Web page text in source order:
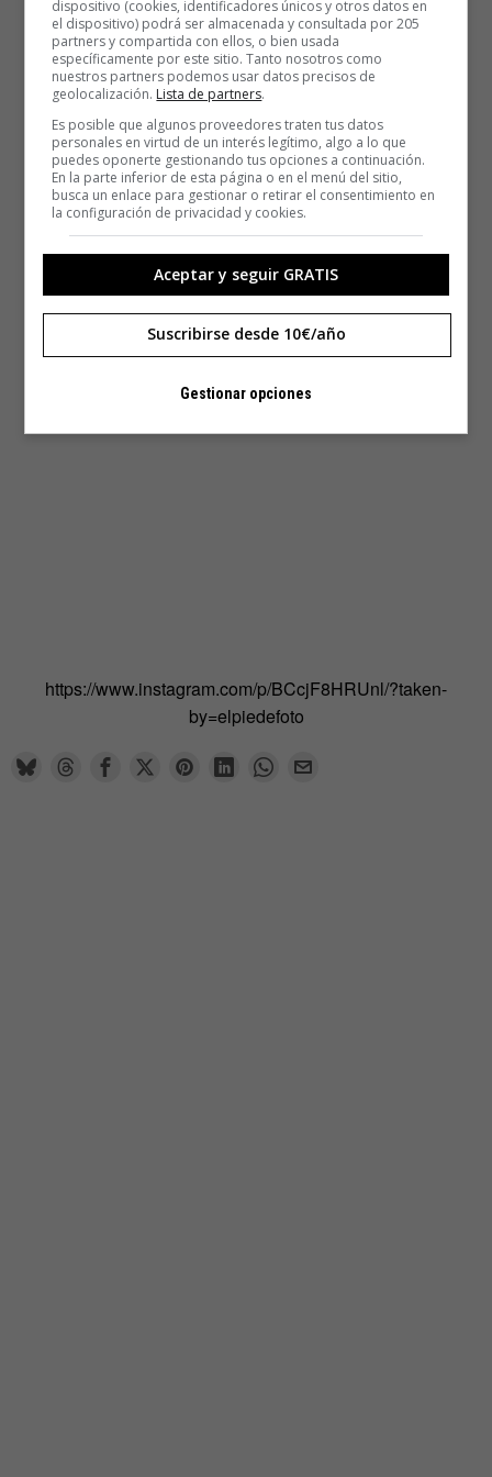
https://www.instagram.com/p/BCcjF8HRUnl/?taken-
by=elpiedefoto
dispositivo (cookies, identificadores únicos y otros datos en
el dispositivo) podrá ser almacenada y consultada por 205
partners y compartida con ellos, o bien usada
específicamente por este sitio. Tanto nosotros como
nuestros partners podemos usar datos precisos de
geolocalización. Lista de partners.
Es posible que algunos proveedores traten tus datos
personales en virtud de un interés legítimo, algo a lo que
puedes oponerte gestionando tus opciones a continuación.
En la parte inferior de esta página o en el menú del sitio,
busca un enlace para gestionar o retirar el consentimiento en
la configuración de privacidad y cookies.
Aceptar y seguir GRATIS
Suscribirse desde 10€/año
Gestionar opciones